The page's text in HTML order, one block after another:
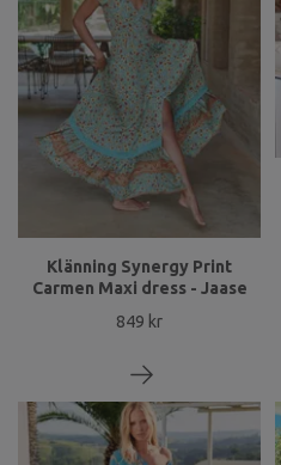
Klänning Synergy Print
Carmen Maxi dress - Jaase
849 kr